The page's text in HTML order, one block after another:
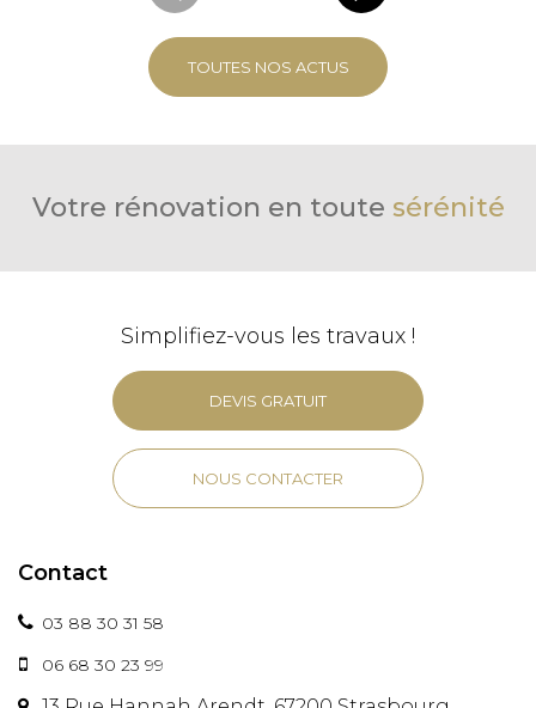
TOUTES NOS ACTUS
Votre rénovation en toute sérénité
Simplifiez-vous les travaux !
DEVIS GRATUIT
NOUS CONTACTER
Contact
03 88 30 31 58
06 68 30 23 99